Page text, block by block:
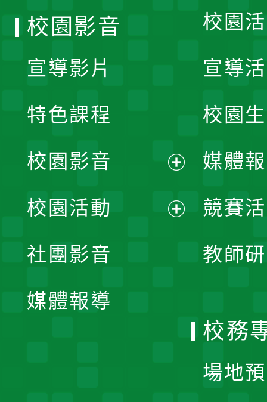
校園
宣導
校園
媒體
競賽
教師
校園影音
宣導影片
特色課程
校園影音
開
校園活動
社團影音
媒體報導
校務
場地